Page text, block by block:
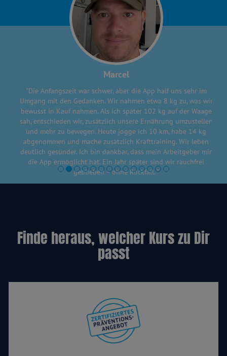
Marcel
"Die Anfangszeit war schwer, aber die App half uns sehr im
Umgang mit den Gedanken. Wir nahmen etwa 8 kg zu, was wir
bewusst in Kauf nahmen. Als ich später 102 kg auf der Waage
sah, entschieden wir, zusätzlich unsere Ernährung umzustellen
und mehr zu bewegen. Heute jogge ich 10 km, habe 14 kg
abgenommen und mache zusätzlich Krafttraining. Wir leben
deutlich gesünder. Ich bin dankbar, dass mein Arbeitgeber mir
die App ermöglicht hat. Ein Jahr später sind wir rauchfrei
geblieben – ohne Rückfall. "
Finde heraus, welcher Kurs zu Dir
passt